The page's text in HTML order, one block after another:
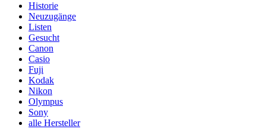
Historie
Neuzugänge
Listen
Gesucht
Canon
Casio
Fuji
Kodak
Nikon
Olympus
Sony
alle Hersteller